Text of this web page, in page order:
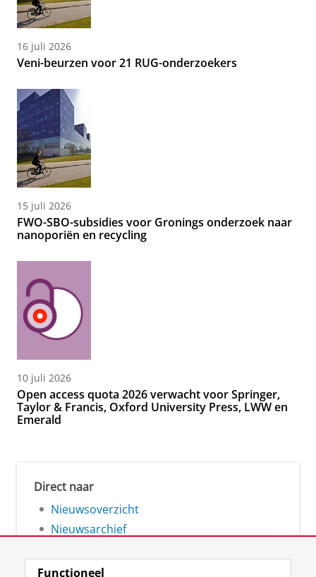
16 juli 2026
Veni-beurzen voor 21 RUG-onderzoekers
15 juli 2026
FWO-SBO-subsidies voor Gronings onderzoek naar
nanoporiën en recycling
10 juli 2026
Open access quota 2026 verwacht voor Springer,
Taylor & Francis, Oxford University Press, LWW en
Emerald
Direct naar
Nieuwsoverzicht
Nieuwsarchief
Functioneel